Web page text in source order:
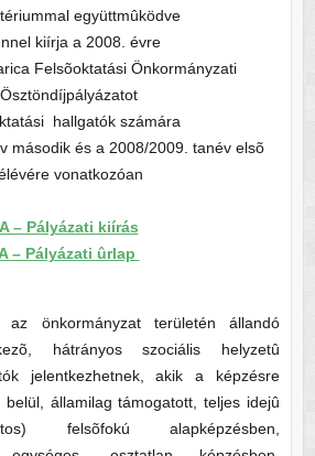
együttmûködve
kiírja a 2008. évre
Felsõoktatási Önkormányzati
Ösztöndíjpályázatot
hallgatók számára
második és a 2008/2009. tanév elsõ
vonatkozóan
A – Pályázati kiírás
A – Pályázati ûrlap
önkormányzat területén állandó
hátrányos szociális helyzetû
jelentkezhetnek, akik a képzésre
államilag támogatott, teljes idejû
felsõfokú alapképzésben,